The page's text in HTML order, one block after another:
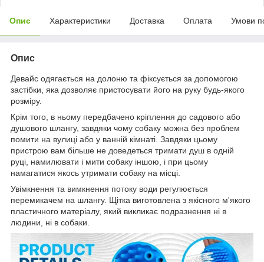
Опис Характеристики Доставка Оплата Умови
Опис
Девайс одягається на долоню та фіксується за допомогою
застібки, яка дозволяє пристосувати його на руку будь-якого
розміру.
Крім того, в ньому передбачено кріплення до садового або
душового шлангу, завдяки чому собаку можна без проблем
помити на вулиці або у ванній кімнаті. Завдяки цьому
пристрою вам більше не доведеться тримати душ в одній
руці, намилювати і мити собаку іншою, і при цьому
намагатися якось утримати собаку на місці.
Увімкнення та вимкнення потоку води регулюється
перемикачем на шлангу. Щітка виготовлена з якісного м'якого
пластичного матеріалу, який викликає подразнення ні в
людини, ні в собаки.